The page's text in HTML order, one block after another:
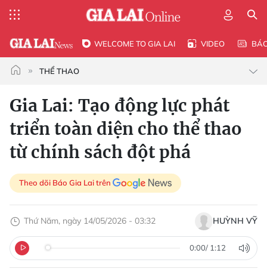
WELCOME TO GIA LAI VIDEO
THỂ THAO
Gia Lai: Tạo động lực phát
triển toàn diện cho thể thao
từ chính sách đột phá
Theo dõi Báo Gia Lai trên
Thứ Năm, ngày 14/05/2026 - 03:32 HUỲNH VỸ
0:00/ 1:12